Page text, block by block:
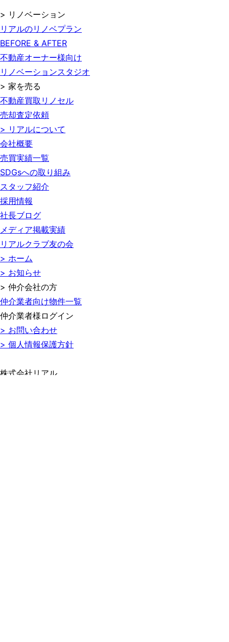
> リノベーション
リアルのリノベプラン
BEFORE & AFTER
不動産オーナー様向け
リノベーションスタジオ
> 家を売る
不動産買取リノセル
売却査定依頼
> リアルについて
会社概要
売買実績一覧
SDGsへの取り組み
スタッフ紹介
採用情報
社長ブログ
メディア掲載実績
リアルクラブ友の会
> ホーム
> お知らせ
> 仲介会社の方
仲介業者向け物件一覧
仲介業者様ログイン
> お問い合わせ
> 個人情報保護方針
株式会社リアル